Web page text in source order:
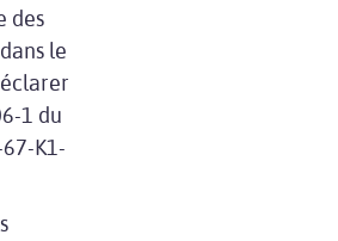
des
le
1 du
K1-